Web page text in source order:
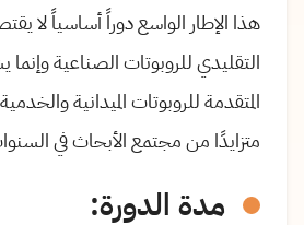
هذا الإطار الواسع دوراً أساسياً لا
التقليدي للروبوتات الصناعية
المتقدمة للروبوتات الميدانية
متزايدًا من مجتمع الأبحاث في
مدة الدورة: